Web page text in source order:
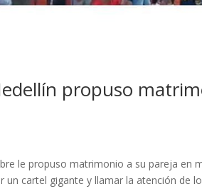
propuso
le propuso matrimonio a su pareja en
cartel gigante y llamar la atención de